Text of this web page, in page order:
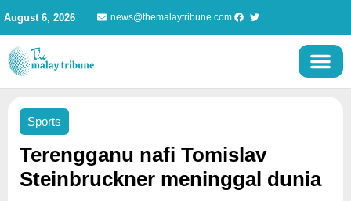
content
August 6, 2026 news@themalaytribune.com
Sports
Terengganu nafi Tomislav
Steinbruckner meninggal dunia